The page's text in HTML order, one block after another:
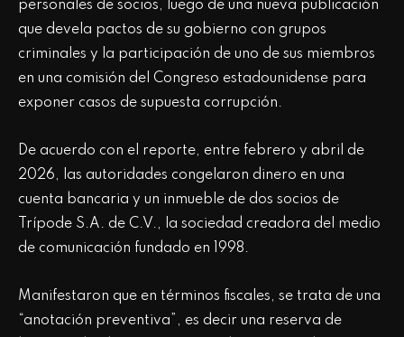
personales de socios, luego de una nueva publicación
que devela pactos de su gobierno con grupos
criminales y la participación de uno de sus miembros
en una comisión del Congreso estadounidense para
exponer casos de supuesta corrupción.
De acuerdo con el reporte, entre febrero y abril de
2026, las autoridades congelaron dinero en una
cuenta bancaria y un inmueble de dos socios de
Trípode S.A. de C.V., la sociedad creadora del medio
de comunicación fundado en 1998.
Manifestaron que en términos fiscales, se trata de una
“anotación preventiva”, es decir una reserva de